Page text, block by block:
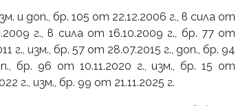
и доп., бр. 105 от 22.12.2006 г., в сила от
г., в сила от 16.10.2009 г., бр. 77 от
г., изм., бр. 57 от 28.07.2015 г., доп., бр. 94
бр. 96 от 10.11.2020 г., изм., бр. 15 от
г., изм., бр. 99 от 21.11.2025 г.